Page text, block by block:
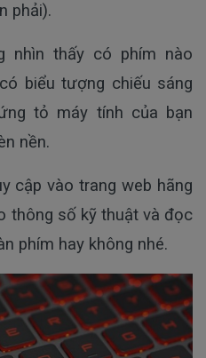
phải).
nhìn thấy có phím nào
biểu tượng chiếu sáng
tỏ máy tính của bạn
nền.
cập vào trang web hãng
thông số kỹ thuật và đọc
phím hay không nhé.